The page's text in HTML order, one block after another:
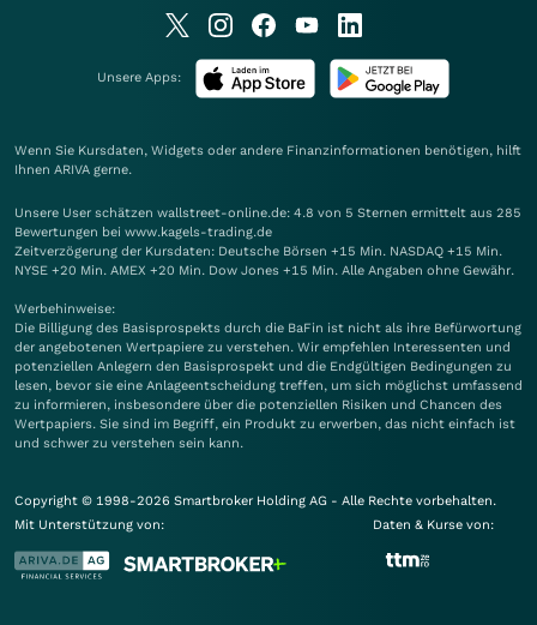
Unsere Apps:
Wenn Sie Kursdaten, Widgets oder andere Finanzinformationen benötigen, hilft
Ihnen ARIVA gerne.
Unsere User schätzen wallstreet-online.de: 4.8 von 5 Sternen ermittelt aus 285
Bewertungen bei www.kagels-trading.de
Zeitverzögerung der Kursdaten: Deutsche Börsen +15 Min. NASDAQ +15 Min.
NYSE +20 Min. AMEX +20 Min. Dow Jones +15 Min. Alle Angaben ohne Gewähr.
Werbehinweise:
Die Billigung des Basisprospekts durch die BaFin ist nicht als ihre Befürwortung
der angebotenen Wertpapiere zu verstehen. Wir empfehlen Interessenten und
potenziellen Anlegern den Basisprospekt und die Endgültigen Bedingungen zu
lesen, bevor sie eine Anlageentscheidung treffen, um sich möglichst umfassend
zu informieren, insbesondere über die potenziellen Risiken und Chancen des
Wertpapiers. Sie sind im Begriff, ein Produkt zu erwerben, das nicht einfach ist
und schwer zu verstehen sein kann.
Copyright © 1998-2026 Smartbroker Holding AG - Alle Rechte vorbehalten.
Mit Unterstützung von:
Daten & Kurse von: